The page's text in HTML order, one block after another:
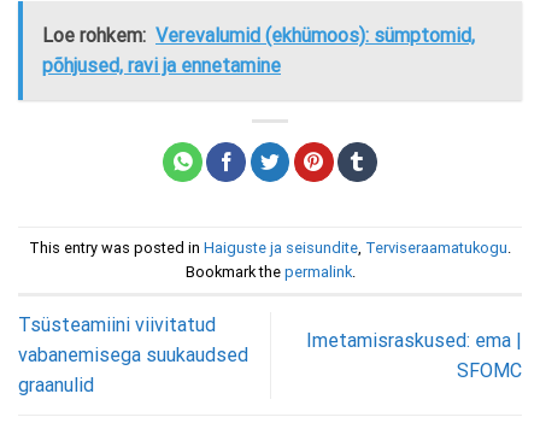
Loe rohkem: Verevalumid (ekhümoos): sümptomid,
põhjused, ravi ja ennetamine
This entry was posted in Haiguste ja seisundite Terviseraamatukogu
Bookmark the permalink.
Tsüsteamiini viivitatud
vabanemisega suukaudsed
graanulid
Imetamisraskused: ema |
SFOMC